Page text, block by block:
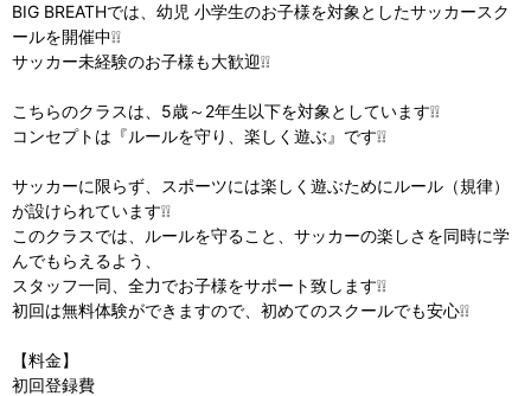
BIG BREATHでは、幼児 小学生のお子様を対象としたサッカースク
ールを開催中❕❕
サッカー未経験のお子様も大歓迎❕❕
こちらのクラスは、5歳～2年生以下を対象としています❕❕
コンセプトは『ルールを守り、楽しく遊ぶ』です❕❕
サッカーに限らず、スポーツには楽しく遊ぶためにルール（規律）
が設けられています❕❕
このクラスでは、ルールを守ること、サッカーの楽しさを同時に学
んでもらえるよう、
スタッフ一同、全力でお子様をサポート致します❕❕
初回は無料体験ができますので、初めてのスクールでも安心❕❕
【料金】
初回登録費